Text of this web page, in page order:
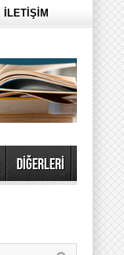
İLETİŞİM
DİĞERLERİ